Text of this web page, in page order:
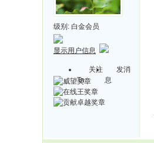
级别: 白金会员
显示用户信息
关注
Ta
发消
息